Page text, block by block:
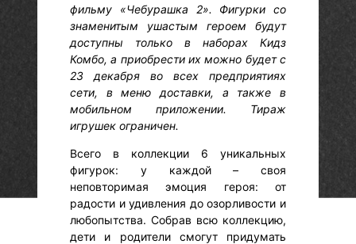
фильму «Чебурашка 2». Фигурки со
знаменитым ушастым героем будут
доступны только в наборах Кидз
Комбо, а приобрести их можно будет с
23 декабря во всех предприятиях
сети, в меню доставки, а также в
мобильном приложении. Тираж
игрушек ограничен.
Всего в коллекции 6 уникальных
фигурок: у каждой – своя
неповторимая эмоция героя: от
радости и удивления до озорливости и
любопытства. Собрав всю коллекцию,
дети и родители смогут придумать